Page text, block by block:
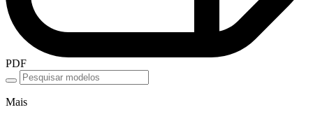
PDF
Mais